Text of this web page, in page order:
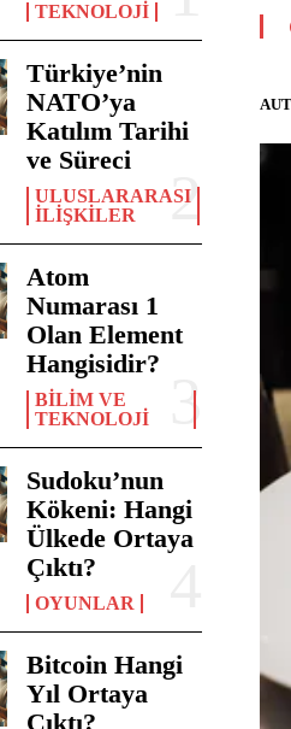
TEKNOLOJI
Türkiye’nin
NATO’ya
Katılım Tarihi
ve Süreci
ULUSLARARASI
İLIŞKILER
Atom
Numarası 1
Olan Element
Hangisidir?
BILIM VE
TEKNOLOJI
Sudoku’nun
Kökeni: Hangi
Ülkede Ortaya
Çıktı?
OYUNLAR
Bitcoin Hangi
Yıl Ortaya
Çıktı?